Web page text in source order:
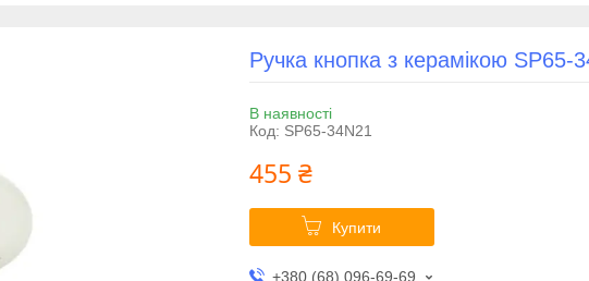
Ручка кнопка з керамікою SP65-
В наявності
Код: SP65-34N21
455 ₴
Купити
+380 (68) 096-69-69